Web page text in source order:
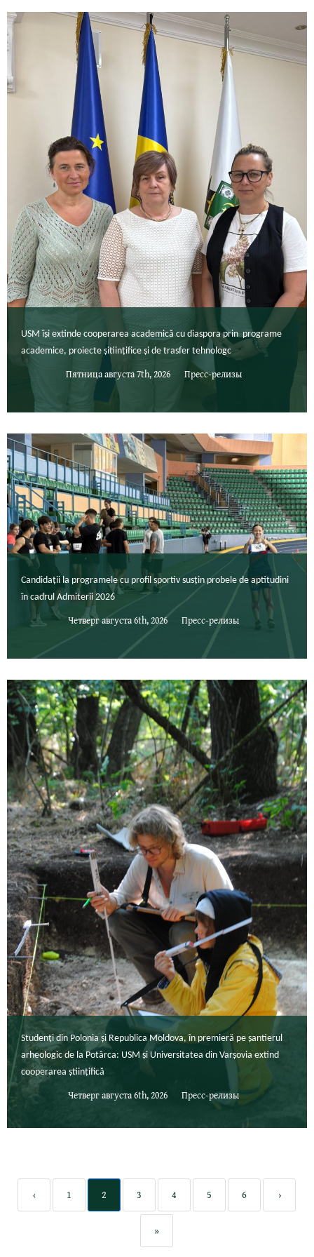
USM își extinde cooperarea academică cu diaspora prin programe
academice, proiecte șitiințifice și de trasfer tehnologc
Пятница августа 7th, 2026 Пресс-релизы
Candidații la programele cu profil sportiv susțin probele de aptitudini
în cadrul Admiterii 2026
Четверг августа 6th, 2026 Пресс-релизы
Studenți din Polonia și Republica Moldova, în premieră pe șantierul
arheologic de la Potârca: USM și Universitatea din Varșovia extind
cooperarea științifică
Четверг августа 6th, 2026 Пресс-релизы
‹ 1 2 3 4 5 6 ›
»